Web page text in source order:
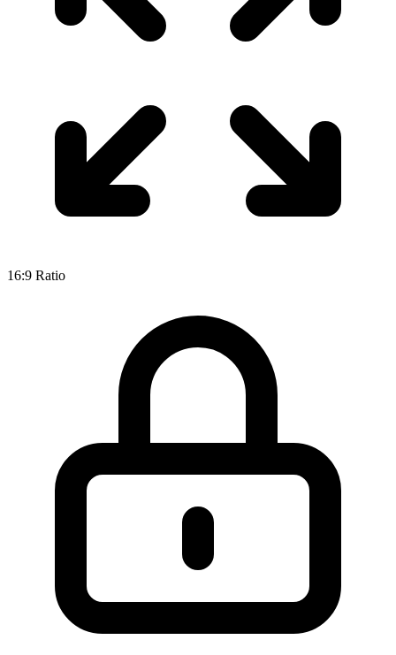
16:9 Ratio